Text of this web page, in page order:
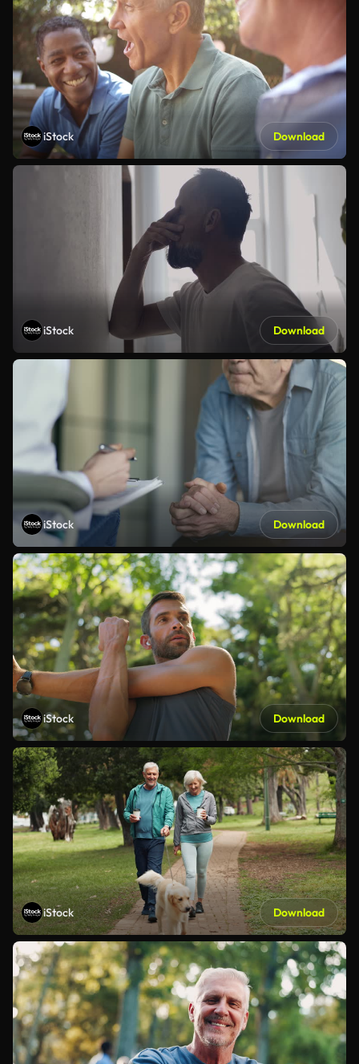
iStock Download
iStock Download
iStock Download
iStock Download
iStock Download